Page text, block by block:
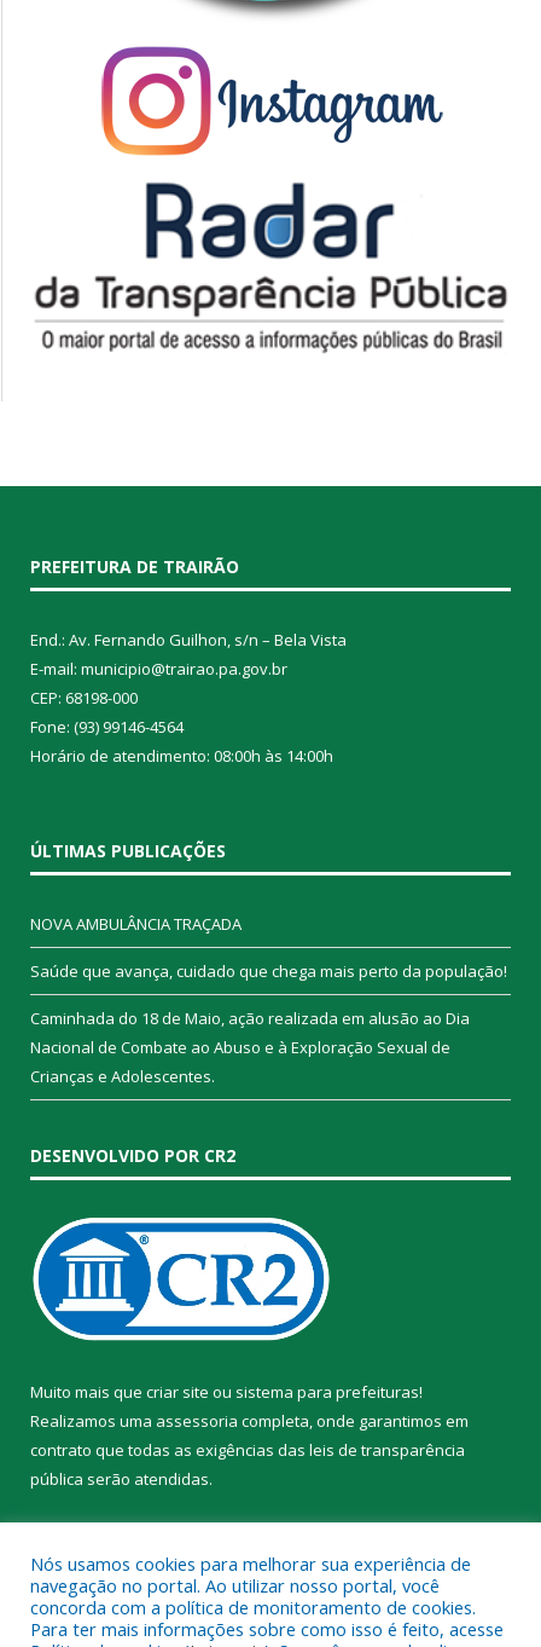
PREFEITURA DE TRAIRÃO
End.: Av. Fernando Guilhon, s/n – Bela Vista
E-mail: municipio@trairao.pa.gov.br
CEP: 68198-000
Fone: (93) 99146-4564
Horário de atendimento: 08:00h às 14:00h
ÚLTIMAS PUBLICAÇÕES
NOVA AMBULÂNCIA TRAÇADA
Saúde que avança, cuidado que chega mais perto da população!
Caminhada do 18 de Maio, ação realizada em alusão ao Dia
Nacional de Combate ao Abuso e à Exploração Sexual de
Crianças e Adolescentes.
DESENVOLVIDO POR CR2
Muito mais que criar site ou sistema para prefeituras!
Realizamos uma assessoria completa, onde garantimos em
contrato que todas as exigências das leis de transparência
pública serão atendidas.
Nós usamos cookies para melhorar sua experiência de
navegação no portal. Ao utilizar nosso portal, você
concorda com a política de monitoramento de cookies.
Para ter mais informações sobre como isso é feito, acesse